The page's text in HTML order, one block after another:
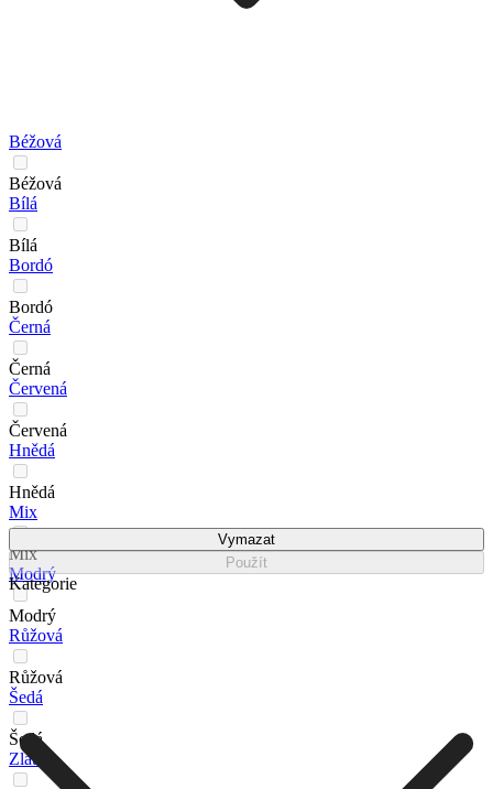
Béžová
Béžová
Bílá
Bílá
Bordó
Bordó
Černá
Černá
Červená
Červená
Hnědá
Hnědá
Mix
Mix
Modrý
Modrý
Růžová
Růžová
Šedá
Šedá
Zlatá
Vymazat
Použít
Kategorie